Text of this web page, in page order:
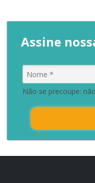
Assine
Não se precoupe: